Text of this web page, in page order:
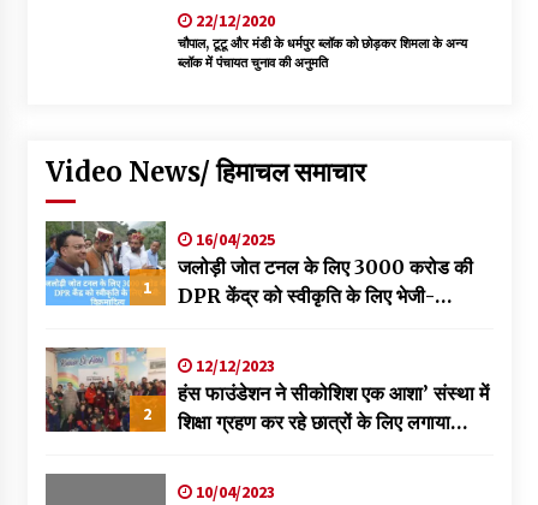
22/12/2020
चौपाल, टूटू और मंडी के धर्मपुर ब्लॉक को छोड़कर शिमला के अन्य
ब्लॉक में पंचायत चुनाव की अनुमति
Video News/ हिमाचल समाचार
1
16/04/2025
जलोड़ी जोत टनल के लिए 3000 करोड की
DPR केंद्र को स्वीकृति के लिए भेजी-
2
12/12/2023
हंस फाउंडेशन ने सीकोशिश एक आशा’ संस्था में
शिक्षा ग्रहण कर रहे छात्रों के लिए लगाया
10/04/2023